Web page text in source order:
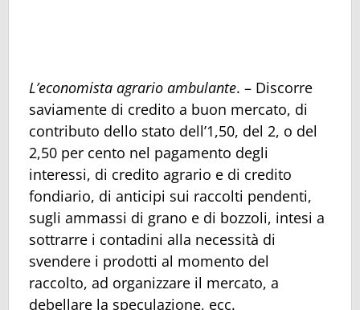
L’economista agrario ambulante. – Discorre
saviamente di credito a buon mercato, di
contributo dello stato dell’1,50, del 2, o del
2,50 per cento nel pagamento degli
interessi, di credito agrario e di credito
fondiario, di anticipi sui raccolti pendenti,
sugli ammassi di grano e di bozzoli, intesi a
sottrarre i contadini alla necessità di
svendere i prodotti al momento del
raccolto, ad organizzare il mercato, a
debellare la speculazione, ecc.